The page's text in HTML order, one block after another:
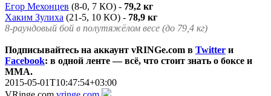
Егор Мехонцев (8-0, 7 КО) - 79,2 кг
Хаким Зулиха (21-5, 10 КО) - 78,9 кг
8-раундовый бой в полутяжёлом весе (до 79,4 кг)
Подписывайтесь на аккаунт vRINGe.com в Twitter и
Facebook: в одной ленте — всё, что стоит знать о боксе и
ММА.
2015-05-01T10:47:54+03:00